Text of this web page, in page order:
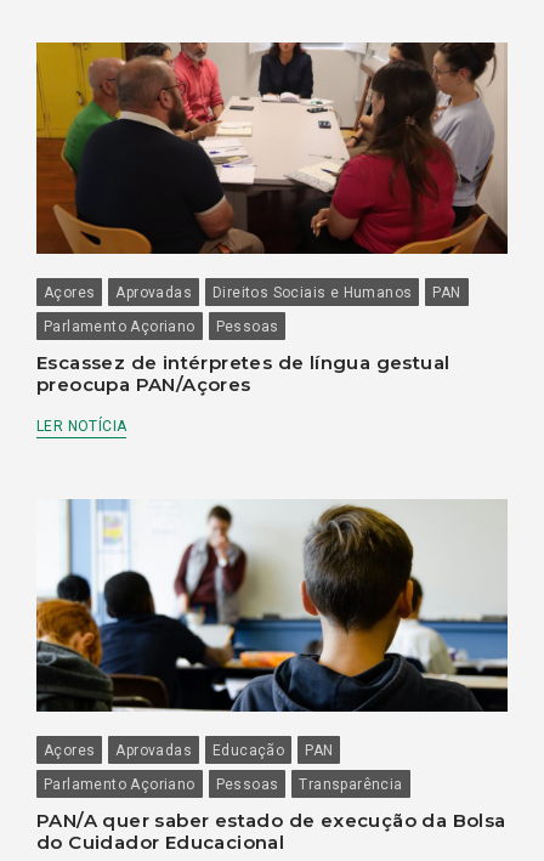
Açores Aprovadas Direitos Sociais e Humanos
PAN
Parlamento Açoriano
Pessoas
Escassez de intérpretes de língua gestual
preocupa PAN/Açores
LER NOTÍCIA
Açores Aprovadas Educação
PAN
Parlamento Açoriano
Pessoas Transparência
PAN/A quer saber estado de execução da Bolsa
do Cuidador Educacional